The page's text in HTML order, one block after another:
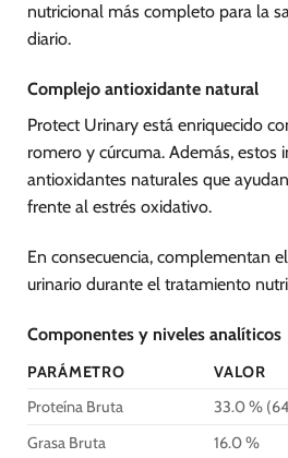
nutricional más completo para la
diario.
Complejo antioxidante natural
Protect Urinary está enriquecido
romero y cúrcuma. Además, estos
antioxidantes naturales que
frente al estrés oxidativo.
En consecuencia, complementan
urinario durante el tratamiento
Componentes y niveles analíticos
PARÁMETRO
VALOR
Proteína Bruta
33.0 %
Grasa Bruta
16.0 %